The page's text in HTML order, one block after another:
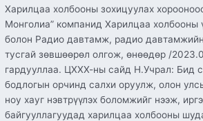
Харилцаа холбооны зохицуулах
Монголиа” компанид Харилцаа холбооны
болон Радио давтамж, радио
тусгай зөвшөөрөл олгож, өнөөдөр /
гардууллаа. ЦХХХ-ны сайд Н.Учрал: Бид
бодлогын орчинд салхи оруулж, олон
ноу хауг нэвтрүүлэх боломжийг нээж,
байгууллагуудад харилцаа холбооны